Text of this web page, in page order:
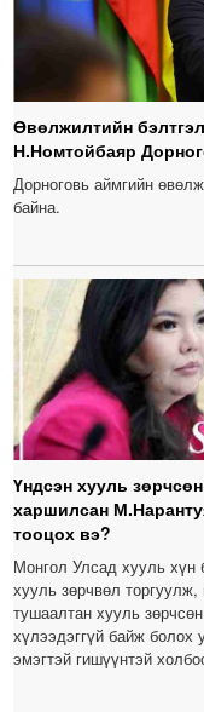
Өвөлжилтийн
Н.Номтойбаяр
Дорноговь аймгийн
байна.
Үндсэн хууль
харшилсан
тооцох вэ?
Монгол Улсад хууль хүн
хууль зөрчвөл
тушаалтан хууль
хүлээдэггүй байж
эмэгтэй гишүүнтэй